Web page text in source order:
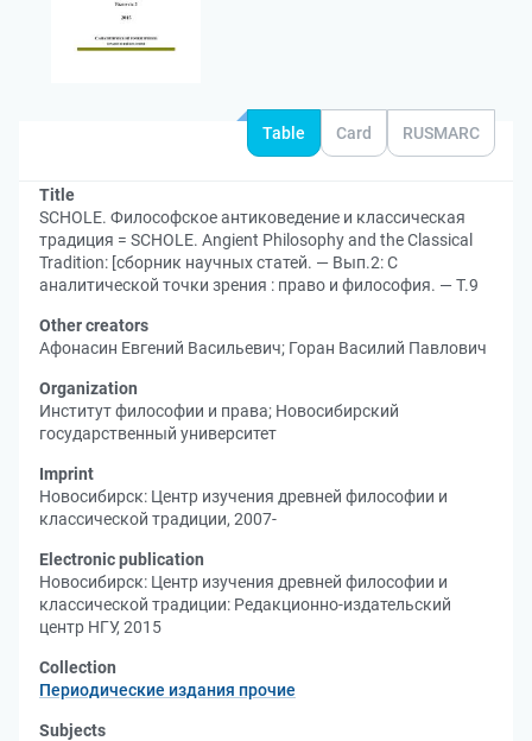
Table Card RUSMARC
Title
SCHOLE. Философское антиковедение и классическая
традиция = SCHOLE. Angient Philosophy and the Classical
Tradition: [сборник научных статей. — Вып.2: С
аналитической точки зрения : право и философия. — Т.9
Other creators
Афонасин Евгений Васильевич; Горан Василий Павлович
Organization
Институт философии и права; Новосибирский
государственный университет
Imprint
Новосибирск: Центр изучения древней философии и
классической традиции, 2007-
Electronic publication
Новосибирск: Центр изучения древней философии и
классической традиции: Редакционно-издательский
центр НГУ, 2015
Collection
Периодические издания прочие
Subjects